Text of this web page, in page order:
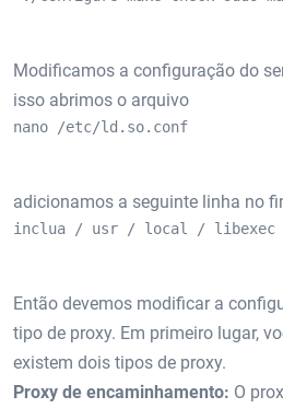
Modificamos a configuração do
isso abrimos o arquivo
nano /etc/ld.so.conf
adicionamos a seguinte linha no
inclua / usr / local /
Então devemos modificar a
tipo de proxy. Em primeiro lugar,
existem dois tipos de proxy.
Proxy de encaminhamento: O